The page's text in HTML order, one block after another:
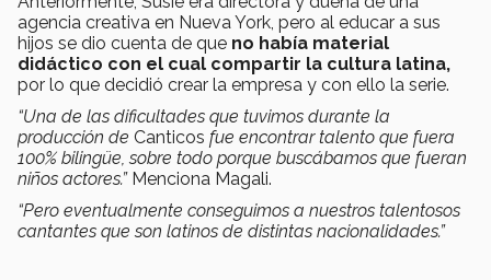
agencia creativa en Nueva York, pero al educar a sus
hijos se dio cuenta de que no había material
didáctico con el cual compartir la cultura latina,
por lo que decidió crear la empresa y con ello la serie.
“Una de las dificultades que tuvimos durante la
producción de Canticos fue encontrar talento que fuera
100% bilingüe, sobre todo porque buscábamos que fueran
niños actores.”Menciona Magali.
“Pero eventualmente conseguimos a nuestros talentosos
cantantes que son latinos de distintas nacionalidades.”